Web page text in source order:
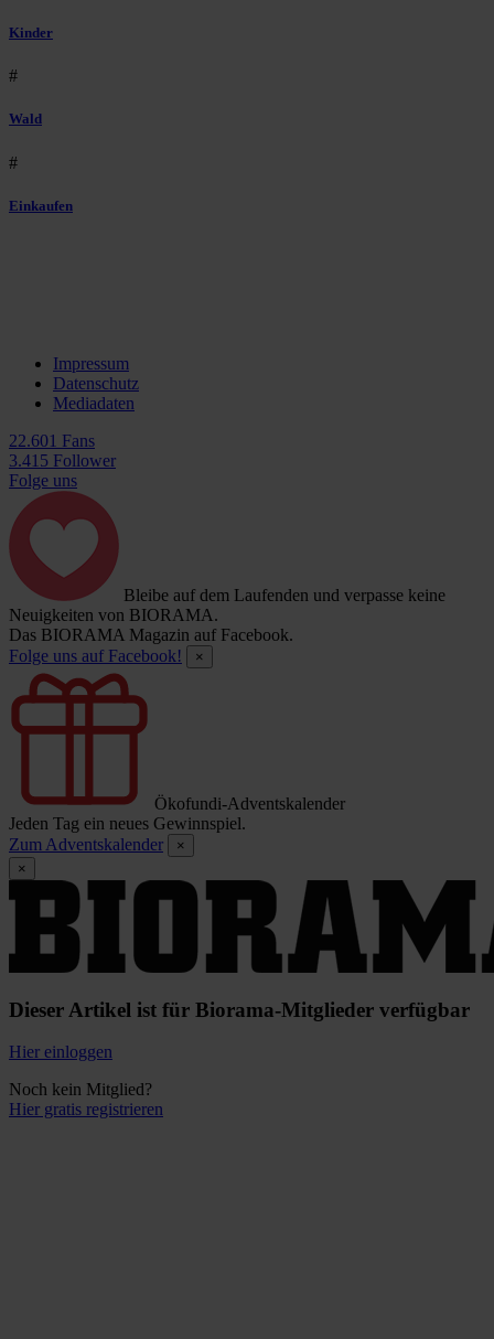
Kinder
#
Wald
#
Einkaufen
Impressum
Datenschutz
Mediadaten
22.601 Fans
3.415 Follower
Folge uns
Bleibe auf dem Laufenden und verpasse keine
Neuigkeiten von BIORAMA.
Das BIORAMA Magazin auf Facebook.
Folge uns auf Facebook!
×
Ökofundi-Adventskalender
Jeden Tag ein neues Gewinnspiel.
Zum Adventskalender
×
×
Dieser Artikel ist für Biorama-Mitglieder verfügbar
Hier einloggen
Noch kein Mitglied?
Hier gratis registrieren